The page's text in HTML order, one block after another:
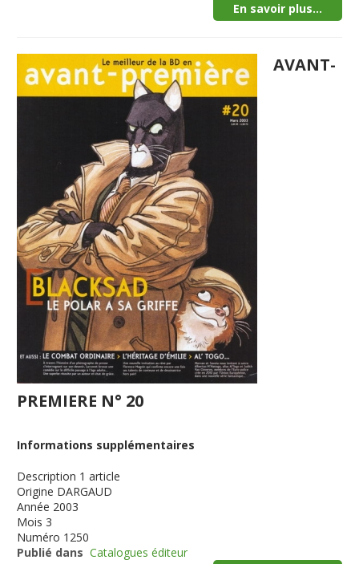
En savoir plus...
AVANT-
PREMIERE N° 20
Informations supplémentaires
Description 1 article
Origine DARGAUD
Année 2003
Mois 3
Numéro 1250
Publié dans Catalogues éditeur